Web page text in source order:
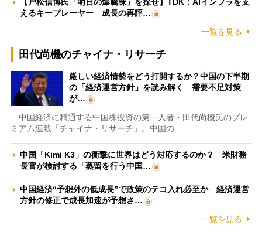
【戸松信博氏「明日の爆騰株」を探せ】TDK：AIインフラを支
えるキープレーヤー 成長の再評…
一覧を見る
田代尚機のチャイナ・リサーチ
厳しい経済情勢をどう打開するか？中国の下半期
の「経済運営方針」を読み解く 需要不足対策
が…
中国経済に精通する中国株投資の第一人者・田代尚機氏のプレ
ミアム連載「チャイナ・リサーチ」。中国の…
中国「Kimi K3」の衝撃に世界はどう対応するのか？ 米財務
長官が検討する「蒸留を行う中国…
中国経済“予想外の低成長”で政策のテコ入れ必至か 経済運営
方針の修正で成長加速が予想さ…
一覧を見る